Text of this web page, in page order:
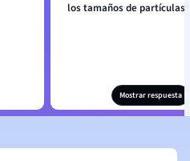
los tamaños de partículas
Mostrar respuesta